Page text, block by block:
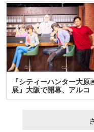
『シティーハンター大原
展』大阪で開幕、アルコ
＆…